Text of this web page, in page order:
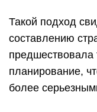
Такой подход
составлению
предшествовала
планирование,
более